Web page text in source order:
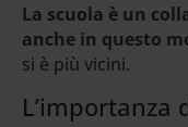
La scuola è un
anche in questo
si è più vicini.
L’importanza